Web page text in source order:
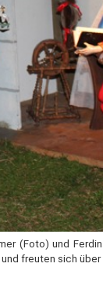
(Foto) und
freuten sich über